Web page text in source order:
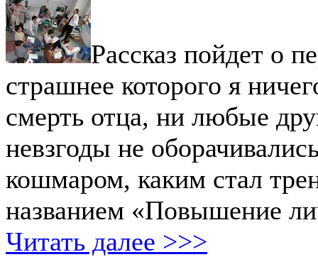
Рассказ пойдет о
страшнее которого я
смерть отца, ни любые
невзгоды не
кошмаром, каким стал
названием «Повышение
Читать далее >>>